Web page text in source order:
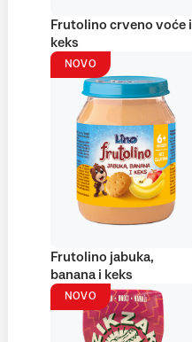
Frutolino crveno voće i
keks
NOVO
Frutolino jabuka,
banana i keks
NOVO